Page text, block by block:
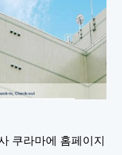
쿠라마에 홈페이지